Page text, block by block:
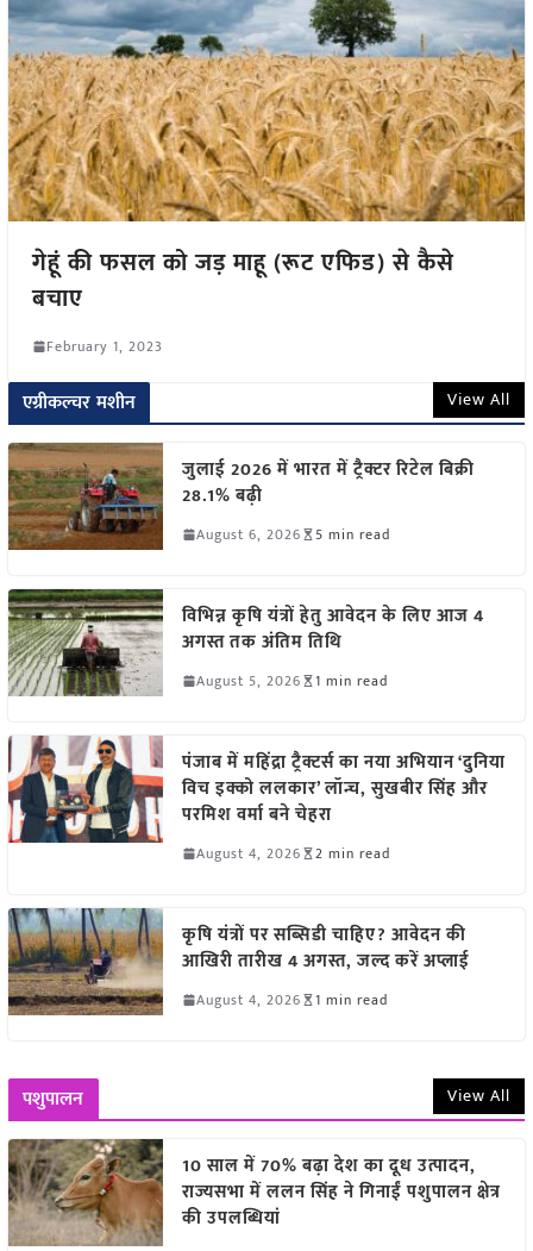
गेहूं की फसल को जड़ माहू (रूट एफिड) से कैसे
बचाए
February 1, 2023
एग्रीकल्चर मशीन View All
जुलाई 2026 में भारत में ट्रैक्टर रिटेल बिक्री
28.1% बढ़ी
August 6, 2026 5 min read
विभिन्न कृषि यंत्रों हेतु आवेदन के लिए आज 4
अगस्त तक अंतिम तिथि
August 5, 2026 1 min read
पंजाब में महिंद्रा ट्रैक्टर्स का नया अभियान ‘दुनिया
विच इक्को ललकार’ लॉन्च, सुखबीर सिंह और
परमिश वर्मा बने चेहरा
August 4, 2026 2 min read
कृषि यंत्रों पर सब्सिडी चाहिए? आवेदन की
आखिरी तारीख 4 अगस्त, जल्द करें अप्लाई
August 4, 2026 1 min read
पशुपालन View All
10 साल में 70% बढ़ा देश का दूध उत्पादन,
राज्यसभा में ललन सिंह ने गिनाईं पशुपालन क्षेत्र
की उपलब्धियां